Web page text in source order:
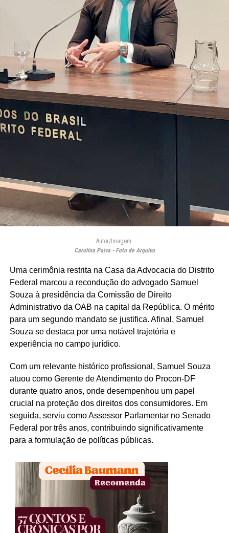
Autor/Imagem:
Carolina Paiva - Foto de Arquivo
Uma cerimônia restrita na Casa da Advocacia do Distrito
Federal marcou a recondução do advogado Samuel
Souza à presidência da Comissão de Direito
Administrativo da OAB na capital da República. O mérito
para um segundo mandato se justifica. Afinal, Samuel
Souza se destaca por uma notável trajetória e
experiência no campo jurídico.
Com um relevante histórico profissional, Samuel Souza
atuou como Gerente de Atendimento do Procon-DF
durante quatro anos, onde desempenhou um papel
crucial na proteção dos direitos dos consumidores. Em
seguida, serviu como Assessor Parlamentar no Senado
Federal por três anos, contribuindo significativamente
para a formulação de políticas públicas.